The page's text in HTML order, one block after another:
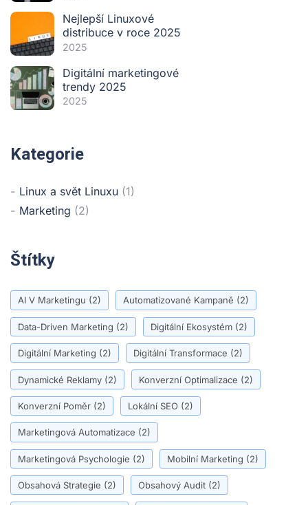
Nejlepší Linuxové
distribuce v roce 2025
2025
Digitální marketingové
trendy 2025
2025
Kategorie
Linux a svět Linuxu (1)
Marketing (2)
Štítky
AI V Marketingu (2) Automatizované Kampaně (2)
Data-Driven Marketing (2) Digitální Ekosystém (2)
Digitální Marketing (2) Digitální Transformace (2)
Dynamické Reklamy (2) Konverzní Optimalizace (2)
Konverzní Poměr (2) Lokální SEO (2)
Marketingová Automatizace (2)
Marketingová Psychologie (2) Mobilní Marketing (2)
Obsahová Strategie (2) Obsahový Audit (2)